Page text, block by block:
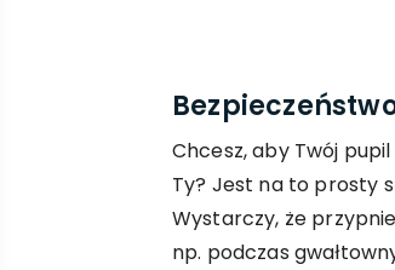
Chcesz, aby Twój
Ty? Jest na to prosty
Wystarczy, że
np. podczas